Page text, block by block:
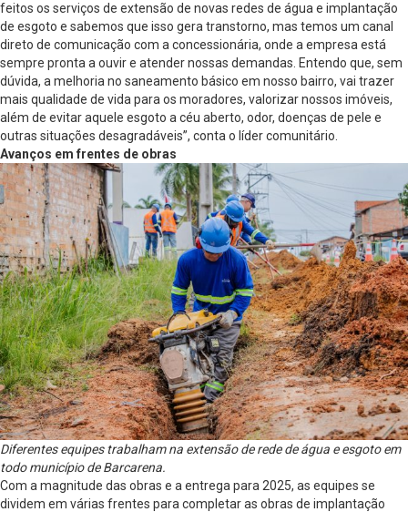
feitos os serviços de extensão de novas redes de água e implantação
de esgoto e sabemos que isso gera transtorno, mas temos um canal
direto de comunicação com a concessionária, onde a empresa está
sempre pronta a ouvir e atender nossas demandas. Entendo que, sem
dúvida, a melhoria no saneamento básico em nosso bairro, vai trazer
mais qualidade de vida para os moradores, valorizar nossos imóveis,
além de evitar aquele esgoto a céu aberto, odor, doenças de pele e
outras situações desagradáveis”, conta o líder comunitário.
Avanços em frentes de obras
Diferentes equipes trabalham na extensão de rede de água e esgoto em
todo município de Barcarena.
Com a magnitude das obras e a entrega para 2025, as equipes se
dividem em várias frentes para completar as obras de implantação